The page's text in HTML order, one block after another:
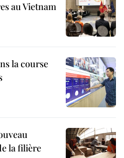
au Vietnam
la course
la filière